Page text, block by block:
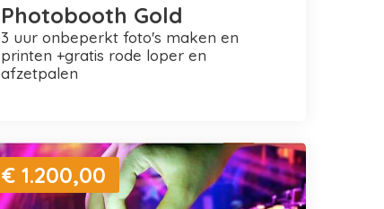
Photobooth Gold
3 uur onbeperkt foto's maken en
printen +gratis rode loper en
afzetpalen
€ 1.200,00